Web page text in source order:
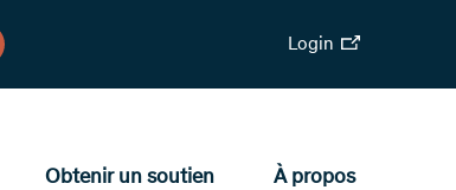
Login
Obtenir un soutien À propos